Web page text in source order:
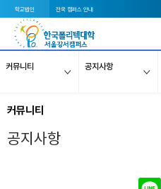
학교법인 전국 캠퍼스 안내
커뮤니티 공지사항
커뮤니티
공지사항